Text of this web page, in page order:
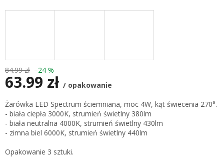
84.99 zł –24 %
63.99 zł / opakowanie
Cena
jednostkowa:
Żarówka LED Spectrum ściemniana, moc 4W, kąt świecenia 270°.
- biała ciepła 3000K, strumień świetlny 380lm
- biała neutralna 4000K, strumień świetlny 430lm
- zimna biel 6000K, strumień świetlny 440lm
Opakowanie 3 sztuki.